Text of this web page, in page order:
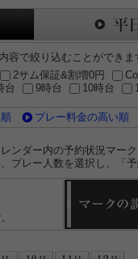
容で絞り込むことができ
2サム保証&割増0円
台 9時台 10時台
プレー料金の高い順
ンダー内の予約状況マー
プレー人数を選択し、「